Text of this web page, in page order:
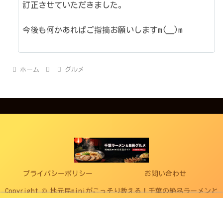
訂正させていただきました。
今後も何かあればご指摘お願いしますm(__)m
ホーム グルメ
プライバシーポリシー お問い合わせ
Copyright © 地元民miniがこっそり教える！千葉の絶品ラーメンと